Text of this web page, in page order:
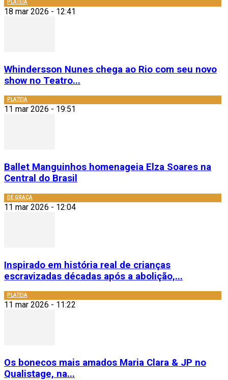
PLATEIA
18 mar 2026 - 12:41
Whindersson Nunes chega ao Rio com seu novo
show no Teatro...
PLATEIA
11 mar 2026 - 19:51
Ballet Manguinhos homenageia Elza Soares na
Central do Brasil
DE GRAÇA
11 mar 2026 - 12:04
Inspirado em história real de crianças
escravizadas décadas após a abolição,...
PLATEIA
11 mar 2026 - 11:22
Os bonecos mais amados Maria Clara & JP no
Qualistage, na...